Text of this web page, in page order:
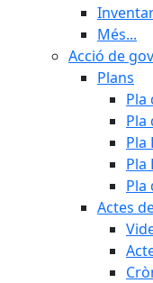
Més...
Acció de
Plans
Pla
Pla
Pla
Pla
Pla
Actes